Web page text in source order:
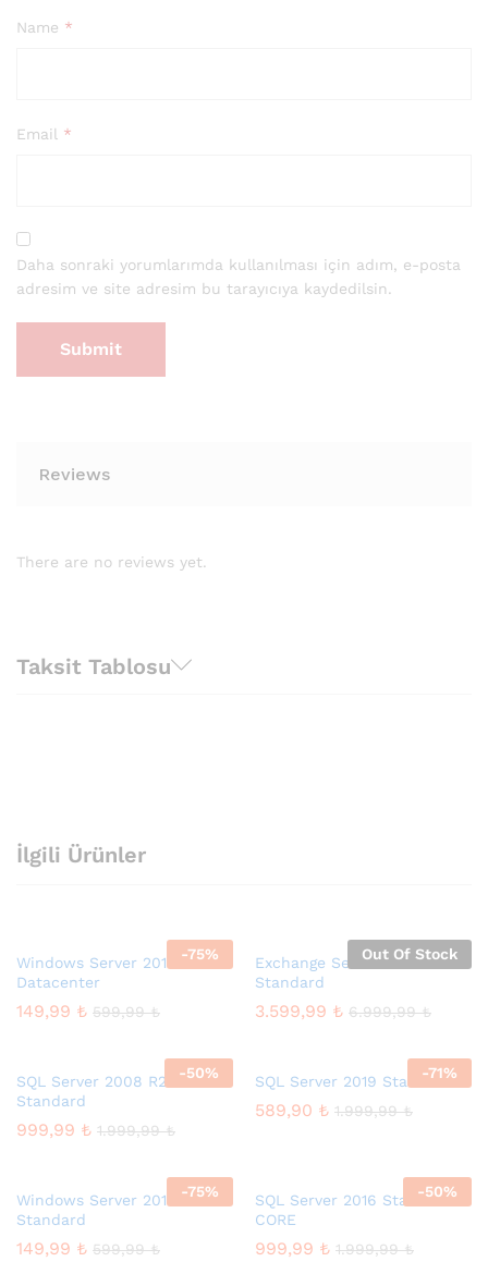
Name *
Email *
Daha sonraki yorumlarımda kullanılması için adım, e-posta
adresim ve site adresim bu tarayıcıya kaydedilsin.
Reviews
There are no reviews yet.
Taksit Tablosu
İlgili Ürünler
-75%
Windows Server 2012 R2
Datacenter
149,99 ₺ 599,99₺
Out Of Stock
Exchange Server 2019
Standard
3.599,99 ₺ 6.999,99₺
-50%
SQL Server 2008 R2
Standard
999,99 ₺ 1.999,99₺
-71%
SQL Server 2019 Standard
589,90 ₺ 1.999,99₺
-75%
Windows Server 2016
Standard
149,99 ₺ 599,99₺
-50%
SQL Server 2016 Standard 2
CORE
999,99 ₺ 1.999,99₺